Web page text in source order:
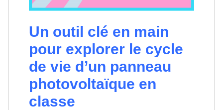
Un outil clé en main
pour explorer le cycle
de vie d’un panneau
photovoltaïque en
classe